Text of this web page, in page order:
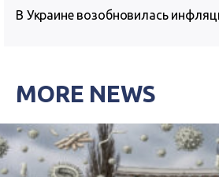
В Украине возобновилась
MORE NEWS